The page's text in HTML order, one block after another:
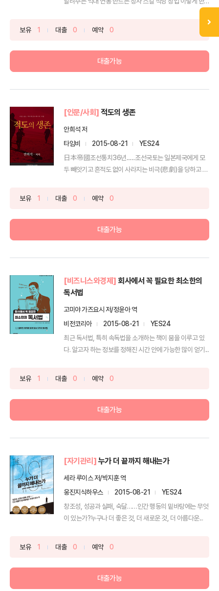
보유 1 대출 0 예약 0
대출가능
[인문/사회] 적도의 생존
안희석 저
타임비
2015-08-21
YES24
日本帝國조선통치36년.......조선국토는 일본제국에게 모
두 빼앗기고 흔적도 없이 사라지는 비극(悲劇)을 당하고 말
보유 1 대출 0 예약 0
대출가능
[비즈니스와경제] 회사에서 꼭 필요한 최소한의
독서법
고미야 가즈요시 저/정윤아 역
비전코리아
2015-08-21
YES24
최근 독서법, 특히 속독법을 소개하는 책이 붐을 이루고 있
다. 알고자 하는 정보를 정해진 시간 안에 가능한 많이 얻기...
보유 1 대출 0 예약 0
대출가능
[자기관리] 누가 더 끝까지 해내는가
세라 루이스 저/박지훈 역
웅진지식하우스
2015-08-21
YES24
창조성, 성공과 실패, 숙달……인간 행동의 밑바탕에는 무엇
이 있는가?누구나 더 좋은 것, 더 새로운 것, 더 아름다운...
보유 1 대출 0 예약 0
대출가능